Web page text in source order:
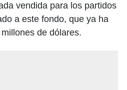
vendida para los partidos
a este fondo, que ya ha
de dólares.